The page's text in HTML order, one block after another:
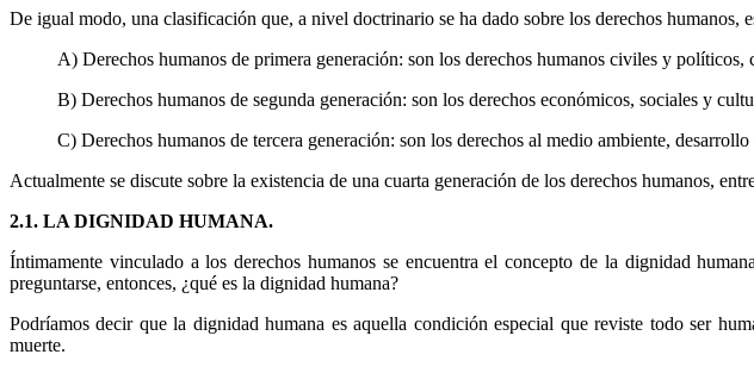
De igual modo, una clasificación que, a nivel doctrinario se ha dado sobre los derechos humanos,
A) Derechos humanos de primera generación: son los derechos humanos civiles y
B) Derechos humanos de segunda generación: son los derechos económicos, sociales y
C) Derechos humanos de tercera generación: son los derechos al medio ambiente,
Actualmente se discute sobre la existencia de una cuarta generación de los derechos humanos,
2.1. LA DIGNIDAD HUMANA.
Íntimamente vinculado a los derechos humanos se encuentra el concepto de la dignidad
preguntarse, entonces, ¿qué es la dignidad humana?
Podríamos decir que la dignidad humana es aquella condición especial que reviste todo ser
muerte.